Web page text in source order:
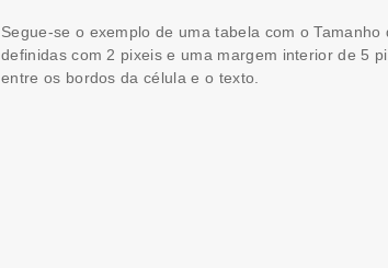
Segue-se o exemplo de uma tabela com o
definidas com 2 pixeis e uma margem interior de 5
entre os bordos da célula e o texto.